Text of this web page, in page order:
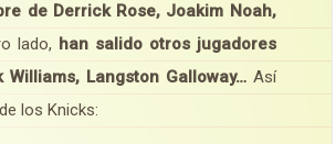
de Derrick Rose, Joakim Noah,
lado, han salido otros jugadores
Langston Galloway…Así
los Knicks: